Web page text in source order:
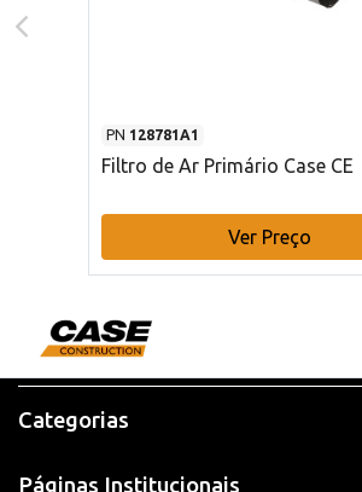
PN 128781A1
Filtro de Ar Primário Case CE
Ver Preço
Categorias
Páginas Institucionais